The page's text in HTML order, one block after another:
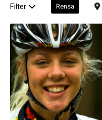
Filter Rensa